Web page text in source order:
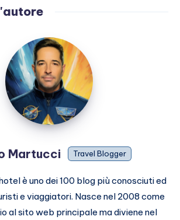
Marco
Martucci
Martucci Travel Blogger
è uno dei 100 blog più conosciuti ed
e viaggiatori. Nasce nel 2008 come
al sito web principale ma diviene nel